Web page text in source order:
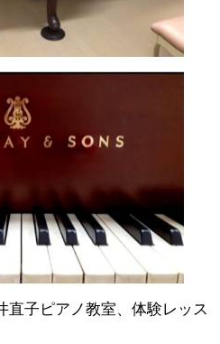
直子ピアノ教室、体験レッス